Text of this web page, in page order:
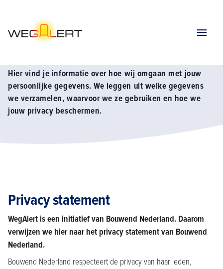
Privacy
Hier vind je informatie over hoe wij omgaan met jouw
persoonlijke gegevens. We leggen uit welke gegevens
we verzamelen, waarvoor we ze gebruiken en hoe we
jouw privacy beschermen.
Privacy statement
WegAlert is een initiatief van Bouwend Nederland. Daarom
verwijzen we hier naar het privacy statement van Bouwend
Nederland.
Bouwend Nederland respecteert de privacy van haar leden,